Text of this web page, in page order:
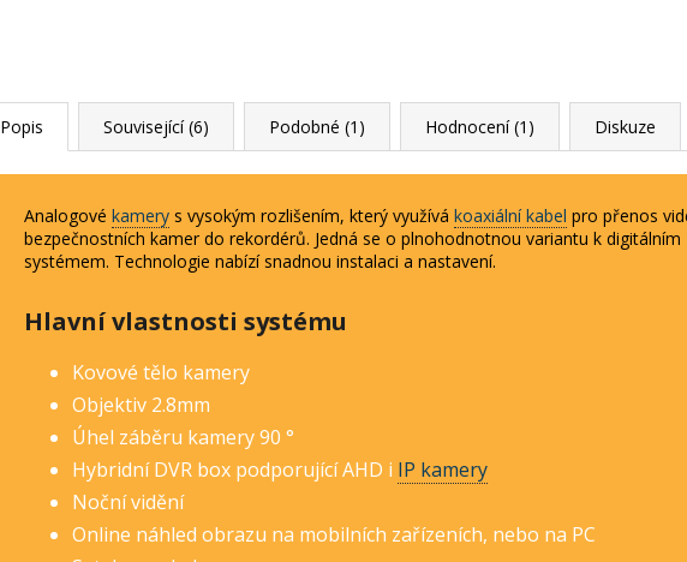
Popis Související (6) Podobné (1) Hodnocení (1) Diskuze
Analogové kamery s vysokým rozlišením, který využívá koaxiální kabel pro přenos
bezpečnostních kamer do rekordérů. Jedná se o plnohodnotnou variantu k digitálním
systémem. Technologie nabízí snadnou instalaci a nastavení.
Hlavní vlastnosti systému
Kovové tělo kamery
Objektiv 2.8mm
Úhel záběru kamery 90 °
Hybridní DVR box podporující AHD i IP kamery
Noční vidění
Online náhled obrazu na mobilních zařízeních, nebo na PC